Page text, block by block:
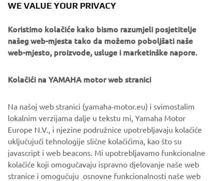
Tracer 9 GT
Redovna cijena: 17.099 €
Akcijska cijena: 16.499 €
Pročitajte više
WE VALUE YOUR PRIVACY
Koristimo kolačiće kako bismo razumjeli posjetitelje
našeg web-mjesta tako da možemo poboljšati naše
web-mjesto, proizvode, usluge i marketinške napore.
Kolačići na YAMAHA motor web stranici
Na našoj web stranici (yamaha-motor.eu) i svimostalim
lokalnim verzijama dalje u tekstu mi, Yamaha Motor
Europe N.V., i njezine podružnice upotrebljavaju kolačiće
uključujući tehnologije slične kolačićima, kao što su
javascript i web beacons. Mi upotrebljavamo funkcionalne
kolačiće koji omogučavaju ispravno djelovanje naše web
stranice i omogučuju osnovne funkcionalnosti naše web